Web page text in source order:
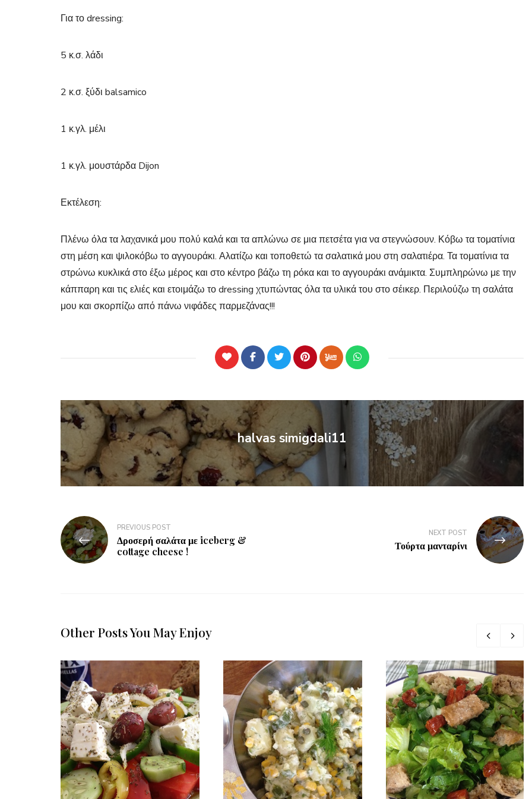
Για το dressing:
5 κ.σ. λάδι
2 κ.σ. ξύδι balsamico
1 κ.γλ. μέλι
1 κ.γλ. μουστάρδα Dijon
Εκτέλεση:
Πλένω όλα τα λαχανικά μου πολύ καλά και τα απλώνω σε μια πετσέτα για να στεγνώσουν. Κόβω τα τοματίνια
στη μέση και ψιλοκόβω το αγγουράκι. Αλατίζω και τοποθετώ τα σαλατικά μου στη σαλατιέρα. Τα τοματίνια τα
στρώνω κυκλικά στο έξω μέρος και στο κέντρο βάζω τη ρόκα και το αγγουράκι ανάμικτα. Συμπληρώνω με την
κάππαρη και τις ελιές και ετοιμάζω το dressing χτυπώντας όλα τα υλικά του στο σέικερ. Περιλούζω τη σαλάτα
μου και σκορπίζω από πάνω νιφάδες παρμεζάνας!!!
halvas simigdali11
PREVIOUS POST
Δροσερή σαλάτα με iceberg &
cottage cheese !
NEXT POST
Τούρτα μανταρίνι
Other Posts You May Enjoy